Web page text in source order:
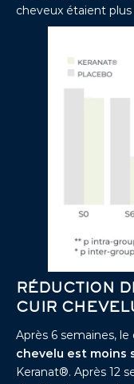
cheveux étaient plus
RÉDUCTION
CUIR
Après 6 semaines,
chevelu est moins
Keranat®. Après 12